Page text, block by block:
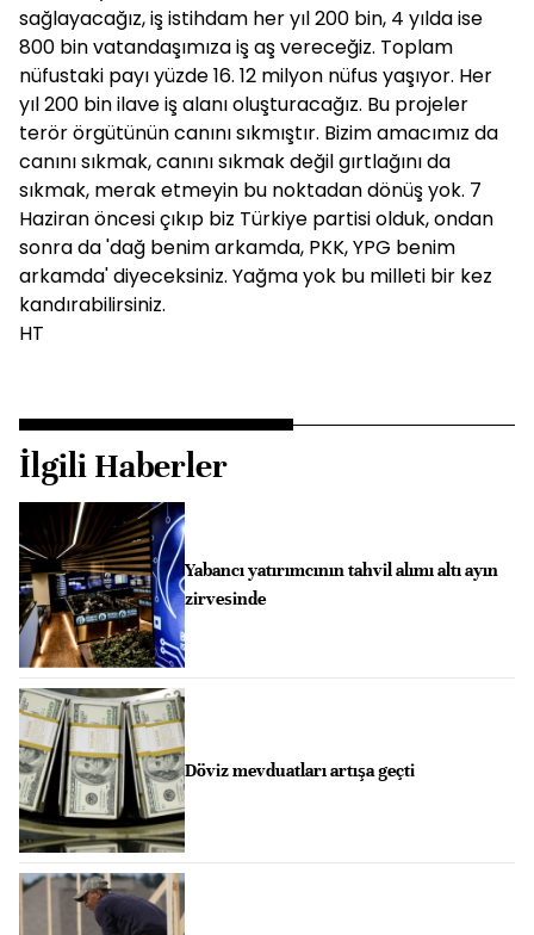
sağlayacağız, iş istihdam her yıl 200 bin, 4 yılda ise
800 bin vatandaşımıza iş aş vereceğiz. Toplam
nüfustaki payı yüzde 16. 12 milyon nüfus yaşıyor. Her
yıl 200 bin ilave iş alanı oluşturacağız. Bu projeler
terör örgütünün canını sıkmıştır. Bizim amacımız da
canını sıkmak, canını sıkmak değil gırtlağını da
sıkmak, merak etmeyin bu noktadan dönüş yok. 7
Haziran öncesi çıkıp biz Türkiye partisi olduk, ondan
sonra da 'dağ benim arkamda, PKK, YPG benim
arkamda' diyeceksiniz. Yağma yok bu milleti bir kez
kandırabilirsiniz.
HT
İlgili Haberler
Yabancı yatırımcının tahvil alımı altı ayın
zirvesinde
Döviz mevduatları artışa geçti